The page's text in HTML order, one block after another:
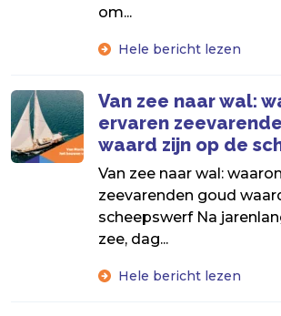
om...
Hele bericht lezen
Van zee naar wal:
ervaren
waard zijn op de
Van zee naar wal:
zeevarenden goud
scheepswerf Na
zee, dag...
Hele bericht lezen